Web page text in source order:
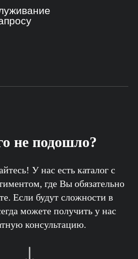
не подошло?
У нас есть каталог с
где Вы обязательно
Если будут сложности в
можете получить у нас
консультацию.